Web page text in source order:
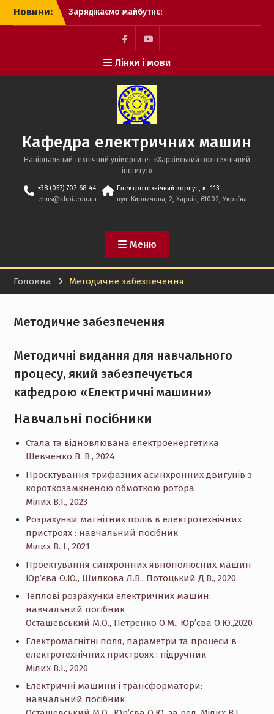
Перейти
Новини:
у Височанському ліцеї
STEM-освіта в дії.
«Промінь»
робіт бакалаврів
FacebookYouTube
Лінки і мови
Кафедра електричних машин
Національний технічний університет «Харківський політехнічний
iнститут»
+38 (057) 707-68-44
elms@khpi.edu.ua
Електротехнічний корпус, к. 113
вул. Кирпичова, 2, Харків, 61002, Україна
Меню
Головна Методичне забезпечення
Методичне забезпечення
Методичні видання для навчального
процесу, який забезпечується
кафедрою «Електричні машини»
Навчальні посібники
Стала та відновлювана електроенергетика
Шевченко В. В., 2024
Проєктування трифазних асинхронних двигунів з
короткозамкненою обмоткою ротора
Мілих В.І., 2023
Розрахунки магнітних полів в електротехнічних
пристроях : навчальний посібник
Мілих В. І., 2021
Проектування синхронних явнополюсних машин
Юр’єва О.Ю., Шилкова Л.В., Потоцький Д.В., 2020
Теплові розрахунки електричних машин:
навчальний посібник
Осташевський М.О., Петренко О.М., Юр’єва О.Ю.,2020
Електромагнітні поля, параметри та процеси в
електротехнічних пристроях : підручник
Мілих В.І., 2020
Електричні машини і трансформатори:
навчальний посібник